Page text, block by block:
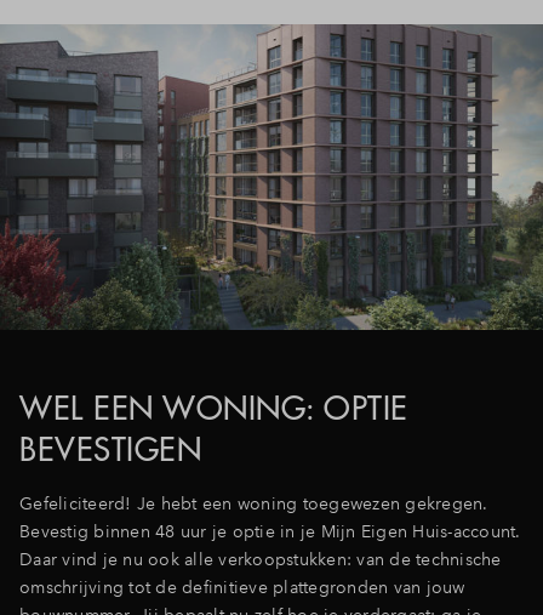
Inloggen
WEL EEN WONING: OPTIE
BEVESTIGEN
Gefeliciteerd! Je hebt een woning toegewezen gekregen.
Bevestig binnen 48 uur je optie in je Mijn Eigen Huis-account.
Daar vind je nu ook alle verkoopstukken: van de technische
omschrijving tot de definitieve plattegronden van jouw